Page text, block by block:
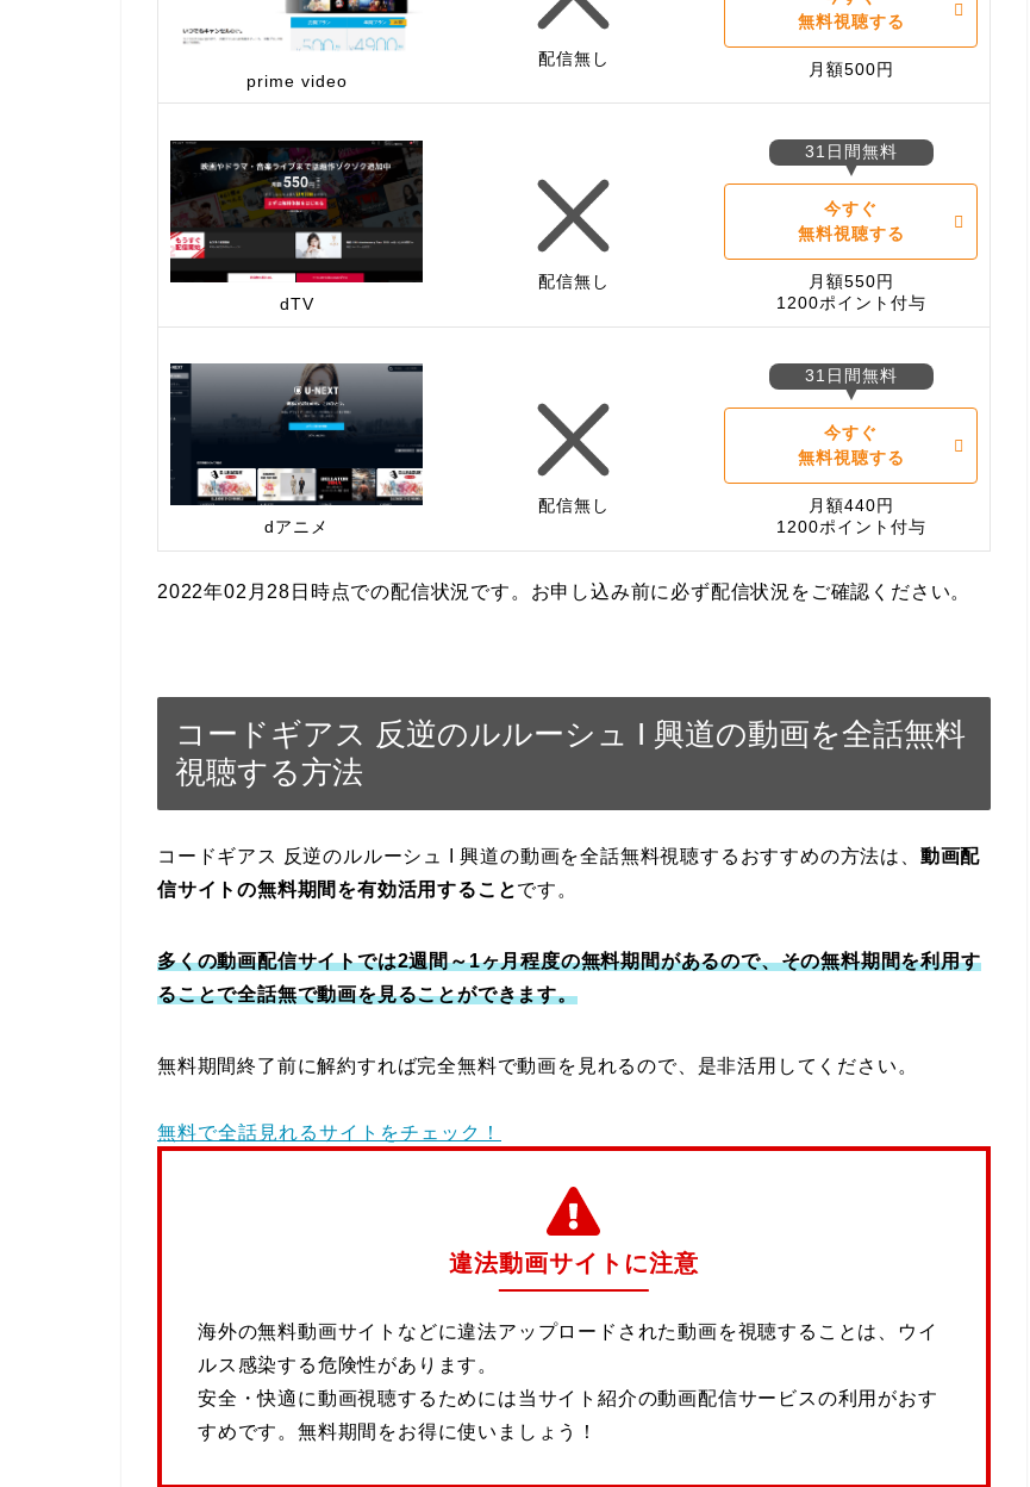
prime video
配信無し
無料視聴する
月額500円
dTV
配信無し
31日間無料
今すぐ
無料視聴する
月額550円
1200ポイント付与
dアニメ
配信無し
31日間無料
今すぐ
無料視聴する
月額440円
1200ポイント付与
2022年02月28日時点での配信状況です。お申し込み前に必ず配信状況をご確認ください。
コードギアス 反逆のルルーシュ I 興道の動画を全話無料
視聴する方法
コードギアス 反逆のルルーシュ I 興道の動画を全話無料視聴するおすすめの方法は、 動画配
信サイトの無料期間を有効活用することです。
多くの動画配信サイトでは2週間～1ヶ月程度の無料期間があるので、その無料期間を利用す
ることで全話無で動画を見ることができます。
無料期間終了前に解約すれば完全無料で動画を見れるので、是非活用してください。
無料で全話見れるサイトをチェック！
違法動画サイトに注意
海外の無料動画サイトなどに違法アップロードされた動画を視聴することは、ウイ
ルス感染する危険性があります。
安全・快適に動画視聴するためには当サイト紹介の動画配信サービスの利用がおす
すめです。無料期間をお得に使いましょう！